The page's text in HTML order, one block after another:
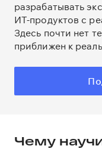
разрабатывать
ИТ-продуктов с
Здесь почти нет
приближен к
Чему